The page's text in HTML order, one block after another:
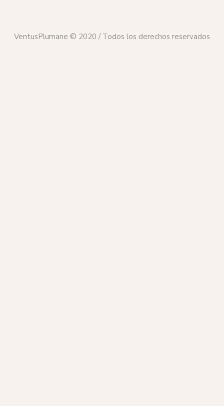
VentusPlumane © 2020 / Todos los derechos reservados